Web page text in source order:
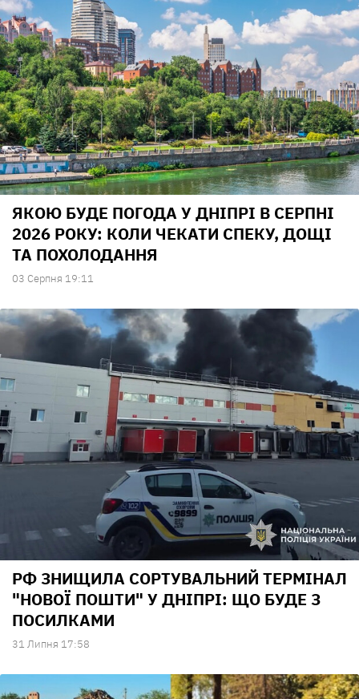
ЯКОЮ БУДЕ ПОГОДА У ДНІПРІ В СЕРПНІ
2026 РОКУ: КОЛИ ЧЕКАТИ СПЕКУ, ДОЩІ
ТА ПОХОЛОДАННЯ
03 Серпня 19:11
РФ ЗНИЩИЛА СОРТУВАЛЬНИЙ ТЕРМІНАЛ
"НОВОЇ ПОШТИ" У ДНІПРІ: ЩО БУДЕ З
ПОСИЛКАМИ
31 Липня 17:58